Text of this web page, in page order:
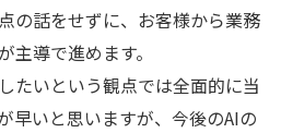
の話をせずに、お客様から業務
主導で進めます。
たいという観点では全面的に当
早いと思いますが、今後のAIの